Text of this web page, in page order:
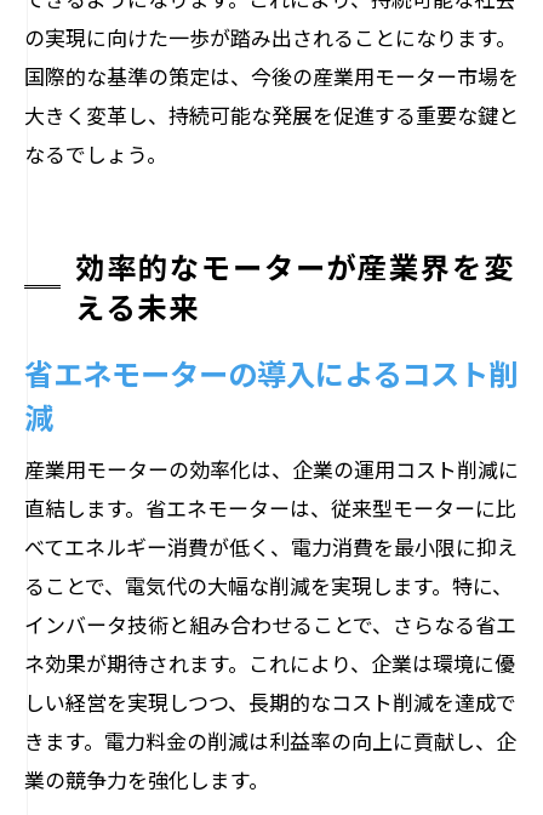
の実現に向けた一歩が踏み出されることになります。
国際的な基準の策定は、今後の産業用モーター市場を
大きく変革し、持続可能な発展を促進する重要な鍵と
なるでしょう。
効率的なモーターが産業界を変
える未来
省エネモーターの導入によるコスト削
減
産業用モーターの効率化は、企業の運用コスト削減に
直結します。省エネモーターは、従来型モーターに比
べてエネルギー消費が低く、電力消費を最小限に抑え
ることで、電気代の大幅な削減を実現します。特に、
インバータ技術と組み合わせることで、さらなる省エ
ネ効果が期待されます。これにより、企業は環境に優
しい経営を実現しつつ、長期的なコスト削減を達成で
きます。電力料金の削減は利益率の向上に貢献し、企
業の競争力を強化します。